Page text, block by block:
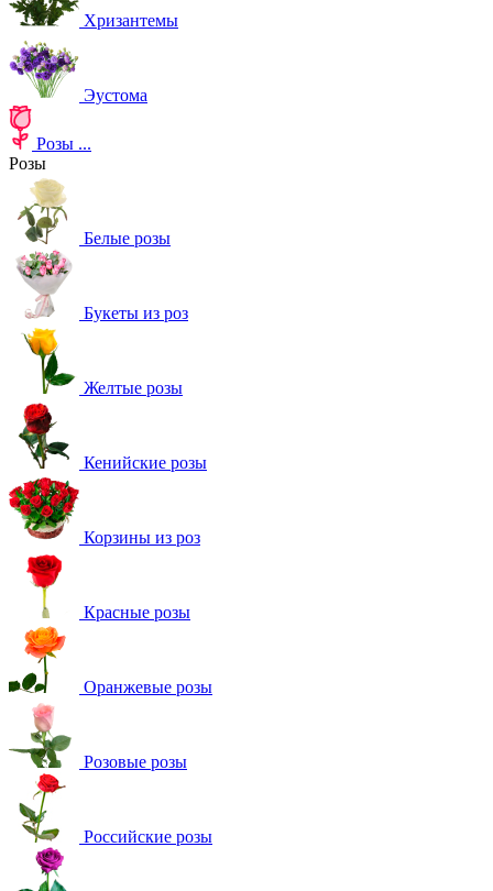
Хризантемы
Эустома
Розы ...
Розы
Белые розы
Букеты из роз
Желтые розы
Кенийские розы
Корзины из роз
Красные розы
Оранжевые розы
Розовые розы
Российские розы